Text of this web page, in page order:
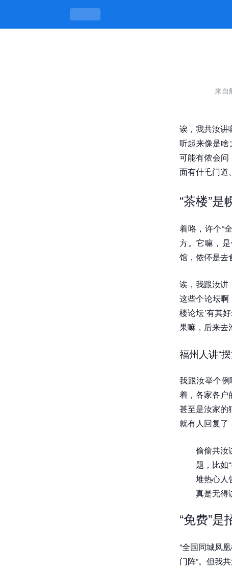
全国同城凤凰楼信息免费茶楼论坛
来自
诶，我共汝讲
听起来像是啥
可能有侬会问
面有什乇门道
“茶楼”是
着咯，许个“
方。它嘛，
馆，侬伓是去
诶，我跟汝讲
这些个论坛啊
楼论坛’有其
果嘛，后来去
福州人讲“
我跟汝举个
着，各家各户
甚至是汝家的
就有人回复了
偷偷共汝
题，比如
堆热心人
真是无得
“免费”是
“全国同城凤
门阵”。但我